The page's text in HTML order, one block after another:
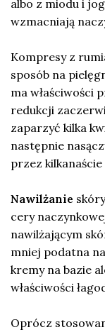
albo z miodu i
wzmacniają
Kompresy z
sposób na
ma właściwości
redukcji
zaparzyć kilka
następnie
przez
Nawilżanie
cery
nawilżającym
mniej podatna
kremy na bazie
właściwości
Oprócz